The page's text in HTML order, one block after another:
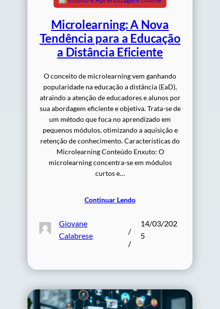
Microlearning: A Nova
Tendência para a Educação
a Distância Eficiente
O conceito de microlearning vem ganhando
popularidade na educação a distância (EaD),
atraindo a atenção de educadores e alunos por
sua abordagem eficiente e objetiva. Trata-se de
um método que foca no aprendizado em
pequenos módulos, otimizando a aquisição e
retenção de conhecimento. Características do
Microlearning Conteúdo Enxuto: O
microlearning concentra-se em módulos
curtos e…
Continuar Lendo
Giovane
Calabrese
/
/
14/03/202
5